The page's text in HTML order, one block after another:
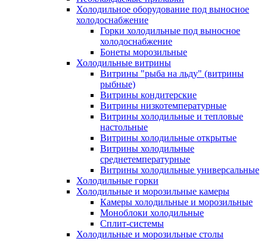
Холодильное оборудование под выносное
холодоснабжение
Горки холодильные под выносное
холодоснабжение
Бонеты морозильные
Холодильные витрины
Витрины "рыба на льду" (витрины
рыбные)
Витрины кондитерские
Витрины низкотемпературные
Витрины холодильные и тепловые
настольные
Витрины холодильные открытые
Витрины холодильные
среднетемпературные
Витрины холодильные универсальные
Холодильные горки
Холодильные и морозильные камеры
Камеры холодильные и морозильные
Моноблоки холодильные
Сплит-системы
Холодильные и морозильные столы